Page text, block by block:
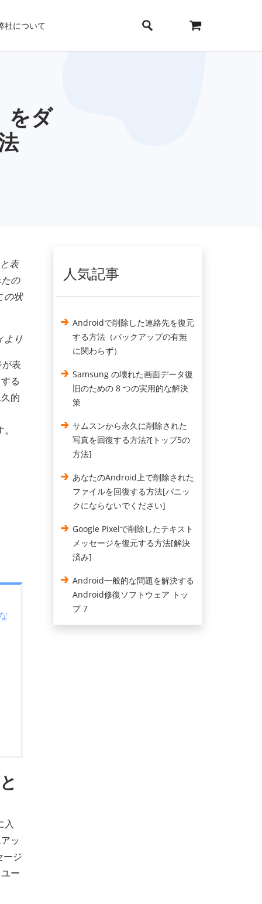
社について
をダ
表
の
の状
より
表
る
的
入
ッ
ージ
ー
人気記事
Androidで削除した連絡先を復元
する方法（バックアップの有無
に関わらず）
Samsung の壊れた画面データ復
旧のための 8 つの実用的な解決
策
サムスンから永久に削除された
写真を回復する方法?[トップ5の
方法]
あなたのAndroid上で削除された
ファイルを回復する方法[パニッ
クにならないでください]
Google Pixelで削除したテキスト
メッセージを復元する方法[解決
済み]
Android一般的な問題を解決する
Android修復ソフトウェア トッ
プ 7